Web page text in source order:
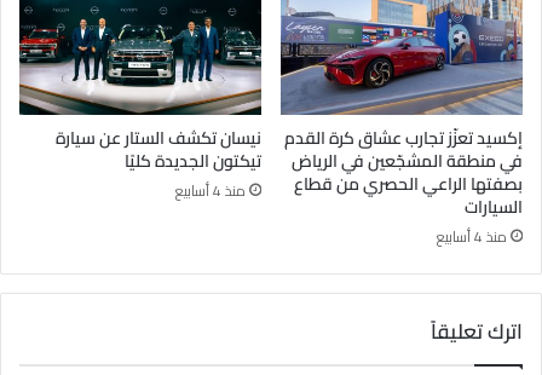
إكسيد تعزّز تجارب عشاق كرة القدم
في منطقة المشجّعين في الرياض
بصفتها الراعي الحصري من قطاع
السيارات
منذ 4 أسابيع
نيسان تكشف الستار عن سيارة
تيكتون الجديدة كليًا
منذ 4 أسابيع
اترك تعليقاً